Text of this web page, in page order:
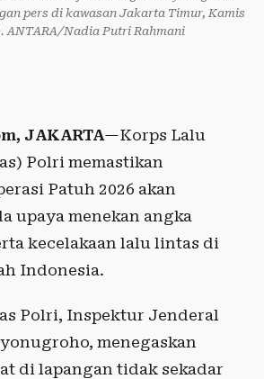
pers di kawasan Jakarta Timur, Kamis
ANTARA/Nadia Putri Rahmani
JAKARTA—Korps Lalu
Polri memastikan
Patuh 2026 akan
upaya menekan angka
kecelakaan lalu lintas di
Indonesia.
Polri, Inspektur Jenderal
menegaskan
di lapangan tidak sekadar